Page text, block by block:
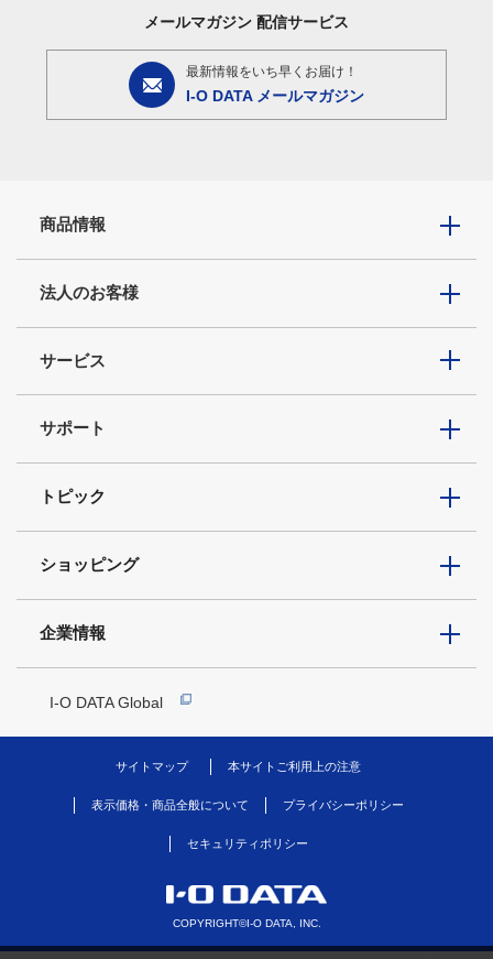
メールマガジン 配信サービス
最新情報をいち早くお届け！
I-O DATA メールマガジン
商品情報
法人のお客様
サービス
サポート
トピック
ショッピング
企業情報
I-O DATA Global
サイトマップ 本サイトご利用上の注意
表示価格・商品全般について プライバシーポリシー
セキュリティポリシー
COPYRIGHT©I-O DATA, INC.